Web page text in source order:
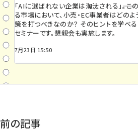
「AIに選ばれない企業は淘汰される」――。こ
る市場において、小売・EC事業者はどのよ
策を打つべきなのか？ そのヒントを学べ
セミナーです。懇親会も実施します。
7月23日 15:50
前の記事